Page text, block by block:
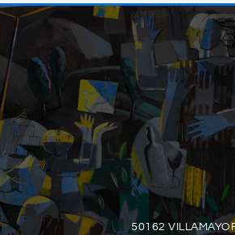
ELLOS.”
“EL
50162